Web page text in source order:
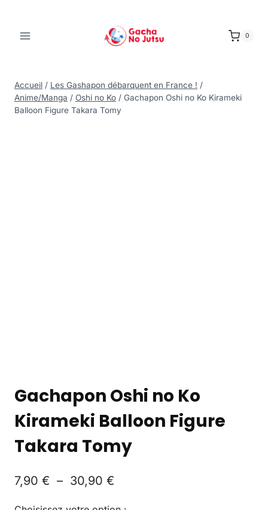
0
Accueil / Les Gashapon débarquent en France ! /
Anime/Manga / Oshi no Ko / Gachapon Oshi no Ko Kirameki
Balloon Figure Takara Tomy
Gachapon Oshi no Ko
Kirameki Balloon Figure
Takara Tomy
7,90 € – 30,90 €